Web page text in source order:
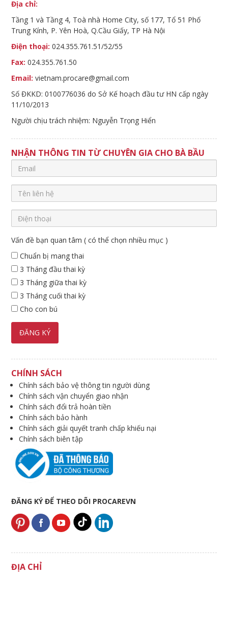
Địa chỉ:
Tầng 1 và Tầng 4, Toà nhà Home City, số 177, Tổ 51 Phố
Trung Kính, P. Yên Hoà, Q.Cầu Giấy, TP Hà Nội
Điện thoại: 024.355.761.51/52/55
Fax: 024.355.761.50
Email: vietnam.procare@gmail.com
Số ĐKKD: 0100776036 do Sở Kế hoạch đầu tư HN cấp ngày
11/10/2013
Người chịu trách nhiệm: Nguyễn Trọng Hiển
NHẬN THÔNG TIN TỪ CHUYÊN GIA CHO BÀ BẦU
Vấn đề bạn quan tâm ( có thể chọn nhiều mục )
Chuẩn bị mang thai
3 Tháng đầu thai kỳ
3 Tháng giữa thai kỳ
3 Tháng cuối thai kỳ
Cho con bú
CHÍNH SÁCH
Chính sách bảo vệ thông tin người dùng
Chính sách vận chuyển giao nhận
Chính sách đổi trả hoàn tiền
Chính sách bảo hành
Chính sách giải quyết tranh chấp khiếu nại
Chính sách biên tập
ĐĂNG KÝ ĐỂ THEO DÕI PROCAREVN
ĐỊA CHỈ